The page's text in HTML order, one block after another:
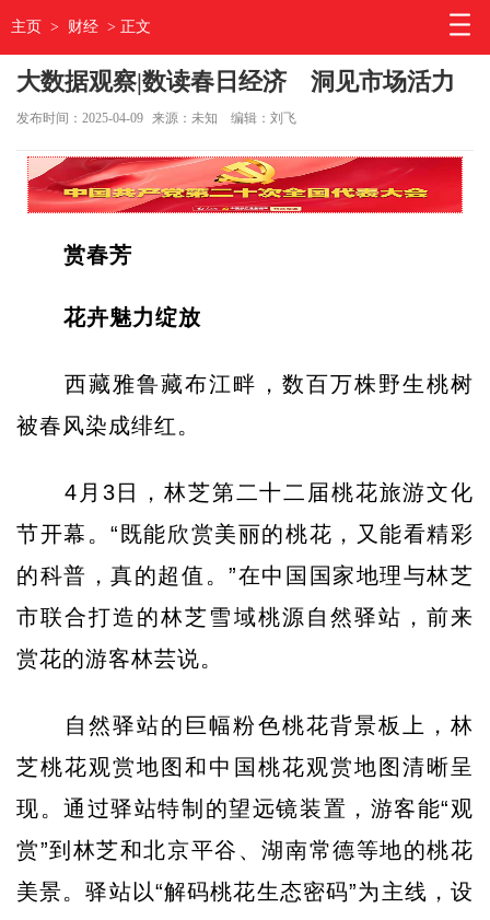
主页 > 财经 > 正文
大数据观察|数读春日经济 洞见市场活力
发布时间：2025-04-09 来源：未知 编辑：刘飞
赏春芳
花卉魅力绽放
西藏雅鲁藏布江畔，数百万株野生桃树
被春风染成绯红。
4月3日，林芝第二十二届桃花旅游文化
节开幕。“既能欣赏美丽的桃花，又能看精彩
的科普，真的超值。”在中国国家地理与林芝
市联合打造的林芝雪域桃源自然驿站，前来
赏花的游客林芸说。
自然驿站的巨幅粉色桃花背景板上，林
芝桃花观赏地图和中国桃花观赏地图清晰呈
现。通过驿站特制的望远镜装置，游客能“观
赏”到林芝和北京平谷、湖南常德等地的桃花
美景。驿站以“解码桃花生态密码”为主线，设